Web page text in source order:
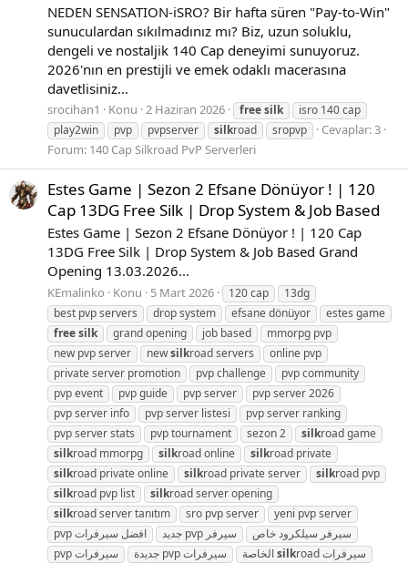
NEDEN SENSATION-iSRO? Bir hafta süren "Pay-to-Win"
sunuculardan sıkılmadınız mı? Biz, uzun soluklu,
dengeli ve nostaljik 140 Cap deneyimi sunuyoruz.
2026'nın en prestijli ve emek odaklı macerasına
davetlisiniz...
srocihan1 Konu 2 Haziran 2026 freesilk
isro 140 cap
play2win
pvp pvpserver silkroad sropvp
Cevaplar: 3
Forum: 140 Cap Silkroad PvP Serverleri
Estes Game | Sezon 2 Efsane Dönüyor ! | 120
Cap 13DG Free Silk | Drop System & Job Based
Estes Game | Sezon 2 Efsane Dönüyor ! | 120 Cap
13DG Free Silk | Drop System & Job Based Grand
Opening 13.03.2026...
KEmalinko Konu 5 Mart 2026 120 cap
13dg
best pvp servers
drop system efsane dönüyor
estes game
freesilk grand opening job based
mmorpg pvp
new pvp server
newsilkroad servers
online pvp
private server promotion
pvp challenge
pvp community
pvp event
pvp guide pvp server
pvp server 2026
pvp server info
pvp server listesi
pvp server ranking
pvp server stats
pvp tournament sezon 2 silkroad game
silkroad mmorpg silkroad online silkroad private
silkroad private online silkroad private server silkroad pvp
silkroad pvp list silkroad server opening
silkroad server tanıtım sro pvp server
yeni pvp server
افضل سيرفرات pvp
سيرفر pvp جديد
سيرفر سيلكرود خاص
سيرفرات pvp
سيرفرات pvp جديدة سيرفرات silkroad الخاصة